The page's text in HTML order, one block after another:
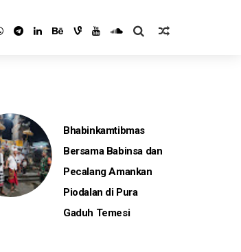
Bhabinkamtibmas
Bersama Babinsa dan
Pecalang Amankan
Piodalan di Pura
Gaduh Temesi